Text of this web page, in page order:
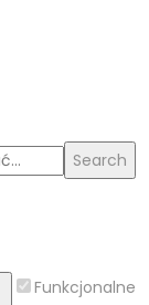
Search
Funkcjonalne